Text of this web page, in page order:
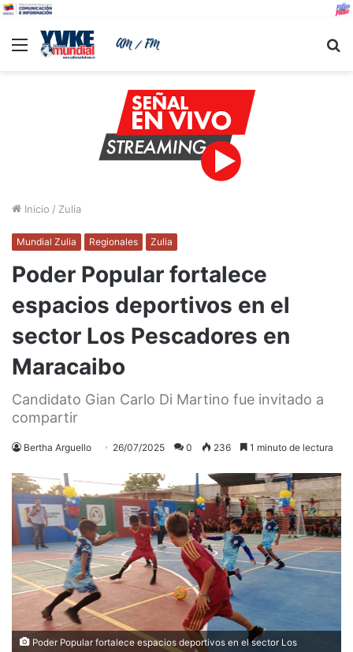
Menu
Inicio / Zulia
Mundial Zulia Regionales Zulia
Poder Popular fortalece
espacios deportivos en el
sector Los Pescadores en
Maracaibo
Candidato Gian Carlo Di Martino fue invitado a
compartir
Bertha Arguello 26/07/2025 0 236 1 minuto de lectura
Poder Popular fortalece espacios deportivos en el sector Los